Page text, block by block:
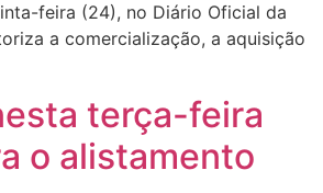
feira (24), no Diário Oficial da
a comercialização, a aquisição
terça-feira
o alistamento